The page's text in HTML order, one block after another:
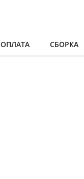
ОПЛАТА СБОРКА